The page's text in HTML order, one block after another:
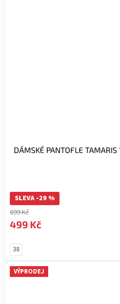
DÁMSKÉ PANTOFLE
SLEVA -29 %
699 Kč
499 Kč
38
VÝPRODEJ